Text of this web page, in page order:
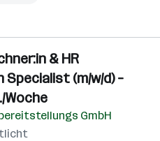
& HR
(m/w/d) –
Woche
GmbH